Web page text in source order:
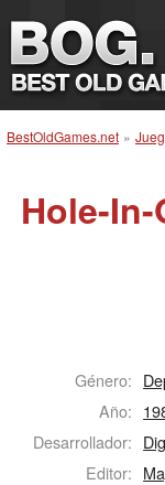
BestOldGames.net »
Hole-
Género:
Año:
Desarrollador:
Editor: